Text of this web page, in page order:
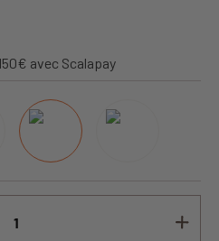
avec Scalapay